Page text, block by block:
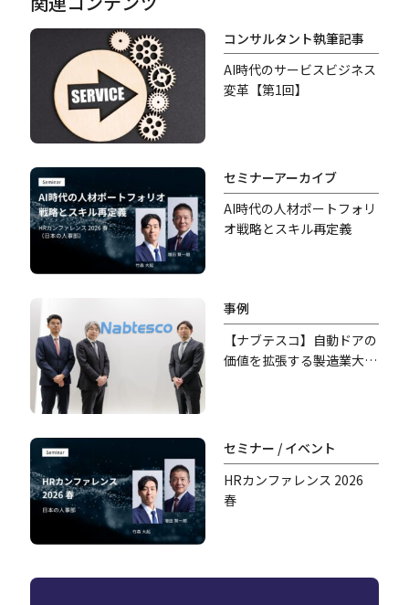
コンサルタント執筆記事
AI時代のサービスビジネス
変革【第1回】
セミナーアーカイブ
AI時代の人材ポートフォリ
オ戦略とスキル再定義
事例
【ナブテスコ】自動ドアの
価値を拡張する――製造業大手
セミナー / イベント
HRカンファレンス 2026
春